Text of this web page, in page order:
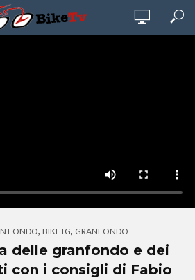
FONDO, BIKETG, GRANFONDO
delle granfondo e dei
con i consigli di Fabio